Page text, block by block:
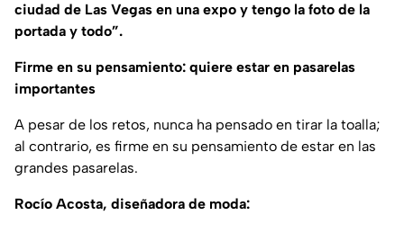
ciudad de Las Vegas en una expo y tengo la foto de la
portada y todo”.
Firme en su pensamiento: quiere estar en pasarelas
importantes
A pesar de los retos, nunca ha pensado en tirar la toalla;
al contrario, es firme en su pensamiento de estar en las
grandes pasarelas.
Rocío Acosta, diseñadora de moda: